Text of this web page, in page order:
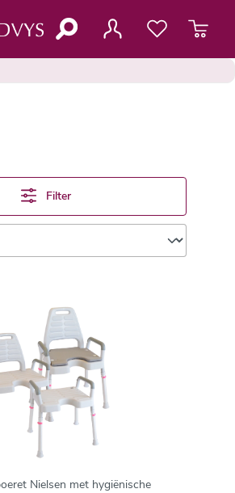
Filter
Nielsen met hygiënische